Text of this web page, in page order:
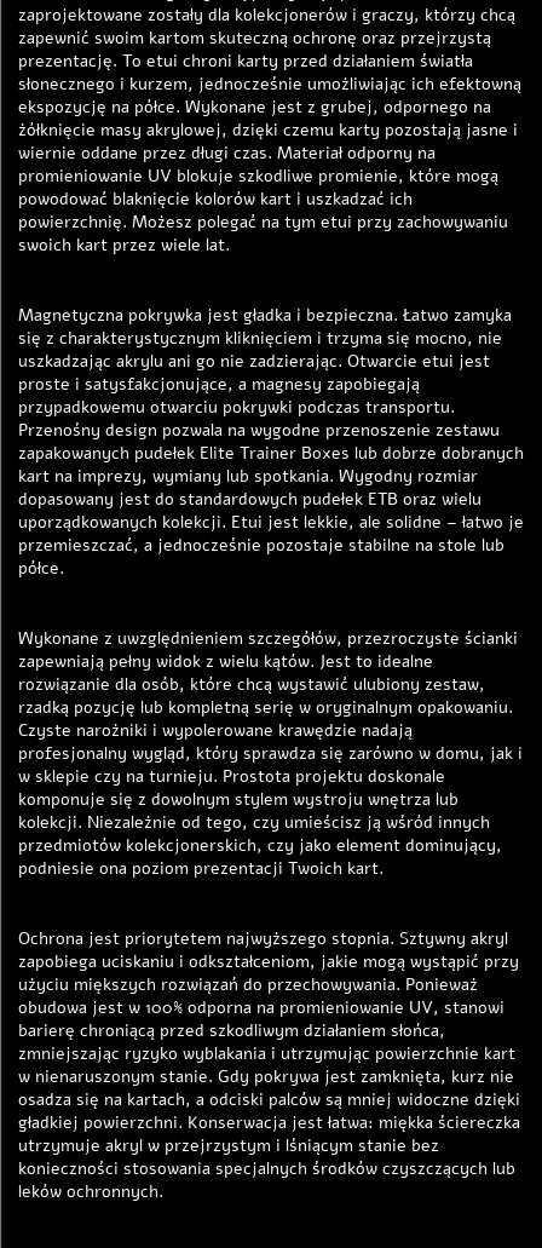
zaprojektowane zostały dla kolekcjonerów i graczy, którzy chcą
zapewnić swoim kartom skuteczną ochronę oraz przejrzystą
prezentację. To etui chroni karty przed działaniem światła
słonecznego i kurzem, jednocześnie umożliwiając ich efektowną
ekspozycję na półce. Wykonane jest z grubej, odpornego na
żółknięcie masy akrylowej, dzięki czemu karty pozostają jasne i
wiernie oddane przez długi czas. Materiał odporny na
promieniowanie UV blokuje szkodliwe promienie, które mogą
powodować blaknięcie kolorów kart i uszkadzać ich
powierzchnię. Możesz polegać na tym etui przy zachowywaniu
swoich kart przez wiele lat.
Magnetyczna pokrywka jest gładka i bezpieczna. Łatwo zamyka
się z charakterystycznym kliknięciem i trzyma się mocno, nie
uszkadzając akrylu ani go nie zadzierając. Otwarcie etui jest
proste i satysfakcjonujące, a magnesy zapobiegają
przypadkowemu otwarciu pokrywki podczas transportu.
Przenośny design pozwala na wygodne przenoszenie zestawu
zapakowanych pudełek Elite Trainer Boxes lub dobrze dobranych
kart na imprezy, wymiany lub spotkania. Wygodny rozmiar
dopasowany jest do standardowych pudełek ETB oraz wielu
uporządkowanych kolekcji. Etui jest lekkie, ale solidne – łatwo je
przemieszczać, a jednocześnie pozostaje stabilne na stole lub
półce.
Wykonane z uwzględnieniem szczegółów, przezroczyste ścianki
zapewniają pełny widok z wielu kątów. Jest to idealne
rozwiązanie dla osób, które chcą wystawić ulubiony zestaw,
rzadką pozycję lub kompletną serię w oryginalnym opakowaniu.
Czyste narożniki i wypolerowane krawędzie nadają
profesjonalny wygląd, który sprawdza się zarówno w domu, jak i
w sklepie czy na turnieju. Prostota projektu doskonale
komponuje się z dowolnym stylem wystroju wnętrza lub
kolekcji. Niezależnie od tego, czy umieścisz ją wśród innych
przedmiotów kolekcjonerskich, czy jako element dominujący,
podniesie ona poziom prezentacji Twoich kart.
Ochrona jest priorytetem najwyższego stopnia. Sztywny akryl
zapobiega uciskaniu i odkształceniom, jakie mogą wystąpić przy
użyciu miększych rozwiązań do przechowywania. Ponieważ
obudowa jest w 100% odporna na promieniowanie UV, stanowi
barierę chroniącą przed szkodliwym działaniem słońca,
zmniejszając ryzyko wyblakania i utrzymując powierzchnie kart
w nienaruszonym stanie. Gdy pokrywa jest zamknięta, kurz nie
osadza się na kartach, a odciski palców są mniej widoczne dzięki
gładkiej powierzchni. Konserwacja jest łatwa: miękka ściereczka
utrzymuje akryl w przejrzystym i lśniącym stanie bez
konieczności stosowania specjalnych środków czyszczących lub
leków ochronnych.